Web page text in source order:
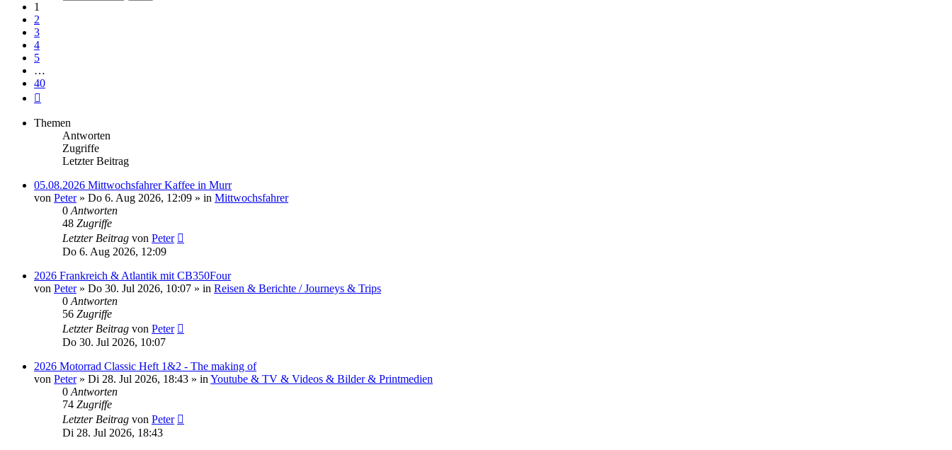
1
2
3
4
5
…
40
Themen
Antworten
Zugriffe
Letzter Beitrag
05.08.2026 Mittwochsfahrer Kaffee in Murr
von Peter» Do 6. Aug 2026, 12:09 » in Mittwochsfahrer
0 Antworten
48 Zugriffe
Letzter Beitrag von Peter
Do 6. Aug 2026, 12:09
2026 Frankreich & Atlantik mit CB350Four
von Peter» Do 30. Jul 2026, 10:07 » in Reisen & Berichte / Journeys & Trips
0 Antworten
56 Zugriffe
Letzter Beitrag von Peter
Do 30. Jul 2026, 10:07
2026 Motorrad Classic Heft 1&2 - The making of
von Peter» Di 28. Jul 2026, 18:43 » in Youtube & TV & Videos & Bilder & Printmedien
0 Antworten
74 Zugriffe
Letzter Beitrag von Peter
Di 28. Jul 2026, 18:43